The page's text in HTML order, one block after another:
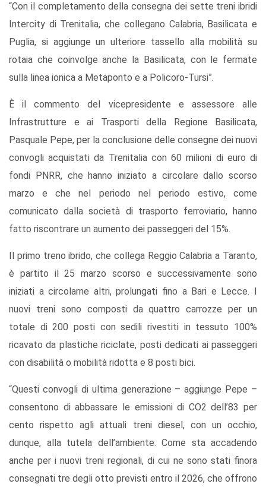
“Con il completamento della consegna dei sette treni ibridi
Intercity di Trenitalia, che collegano Calabria, Basilicata e
Puglia, si aggiunge un ulteriore tassello alla mobilità su
rotaia che coinvolge anche la Basilicata, con le fermate
sulla linea ionica a Metaponto e a Policoro-Tursi”.
È il commento del vicepresidente e assessore alle
Infrastrutture e ai Trasporti della Regione Basilicata,
Pasquale Pepe, per la conclusione delle consegne dei nuovi
convogli acquistati da Trenitalia con 60 milioni di euro di
fondi PNRR, che hanno iniziato a circolare dallo scorso
marzo e che nel periodo nel periodo estivo, come
comunicato dalla società di trasporto ferroviario, hanno
fatto riscontrare un aumento dei passeggeri del 15%.
Il primo treno ibrido, che collega Reggio Calabria a Taranto,
è partito il 25 marzo scorso e successivamente sono
iniziati a circolarne altri, prolungati fino a Bari e Lecce. I
nuovi treni sono composti da quattro carrozze per un
totale di 200 posti con sedili rivestiti in tessuto 100%
ricavato da plastiche riciclate, posti dedicati ai passeggeri
con disabilità o mobilità ridotta e 8 posti bici.
“Questi convogli di ultima generazione – aggiunge Pepe –
consentono di abbassare le emissioni di CO2 dell’83 per
cento rispetto agli attuali treni diesel, con un occhio,
dunque, alla tutela dell’ambiente. Come sta accadendo
anche per i nuovi treni regionali, di cui ne sono stati finora
consegnati tre degli otto previsti entro il 2026, che offrono